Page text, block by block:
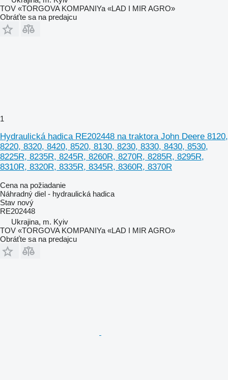
TOV «TORGOVA KOMPANIYa «LAD I MIR AGRO»
Obráťte sa na predajcu
1
Hydraulická hadica RE202448 na traktora John Deere 8120,
8220, 8320, 8420, 8520, 8130, 8230, 8330, 8430, 8530,
8225R, 8235R, 8245R, 8260R, 8270R, 8285R, 8295R,
8310R, 8320R, 8335R, 8345R, 8360R, 8370R
Cena na požiadanie
Náhradný diel - hydraulická hadica
Stav nový
RE202448
Ukrajina, m. Kyiv
TOV «TORGOVA KOMPANIYa «LAD I MIR AGRO»
Obráťte sa na predajcu